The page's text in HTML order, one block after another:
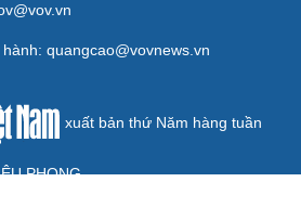
huynh, học sinh về ma túy LSD